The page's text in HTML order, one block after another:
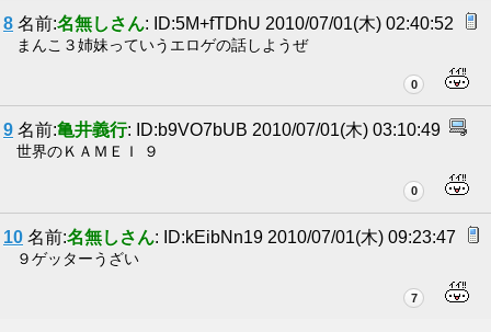
8 名前:名無しさん: ID:5M+fTDhU 2010/07/01(木) 02:40:52
まんこ３姉妹っていうエロゲの話しようぜ
0
9 名前:亀井義行: ID:b9VO7bUB 2010/07/01(木) 03:10:49
世界のＫＡＭＥＩ ９
0
10 名前:名無しさん: ID:kEibNn19 2010/07/01(木) 09:23:47
９ゲッターうざい
7